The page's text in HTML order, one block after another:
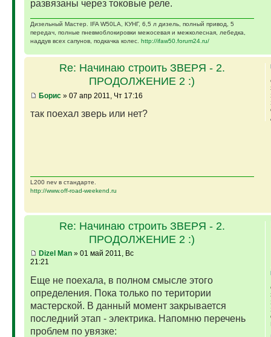
развязаны через токовые реле.
Дизельный Мастер. IFA W50LA, КУНГ, 6,5 л дизель, полный привод, 5
передач, полные пневмоблокировки межосевая и межколесная, лебедка,
наддув всех сапунов, подкачка колес. http://ifaw50.forum24.ru/
Re: Начинаю строить ЗВЕРЯ - 2.
ПРОДОЛЖЕНИЕ 2 :)
Борис» 07 апр 2011, Чт 17:16
так поехал зверь или нет?
L200 nev в стандарте.
http://www.off-road-weekend.ru
Re: Начинаю строить ЗВЕРЯ - 2.
ПРОДОЛЖЕНИЕ 2 :)
Dizel Man» 01 май 2011, Вс
21:21
Еще не поехала, в полном смысле этого
определения. Пока только по територии
мастерской. В данный момент закрывается
последний этап - электрика. Напомню перечень
проблем по увязке: